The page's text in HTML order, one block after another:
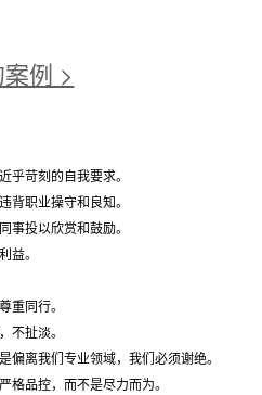
例 >
苛刻的自我要求。
职业操守和良知。
投以欣赏和鼓励。
益。
重同行。
不扯淡。
离我们专业领域，我们必须谢绝。
品控，而不是尽力而为。